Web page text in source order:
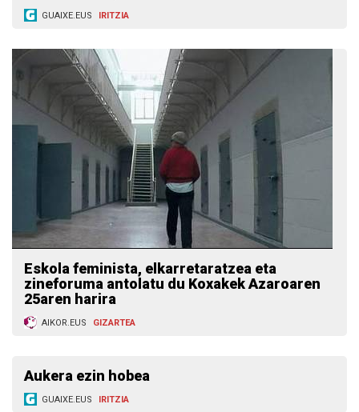
GUAIXE.EUS IRITZIA
Eskola feminista, elkarretaratzea eta
zineforuma antolatu du Koxakek Azaroaren
25aren harira
AIKOR.EUS GIZARTEA
Aukera ezin hobea
GUAIXE.EUS IRITZIA